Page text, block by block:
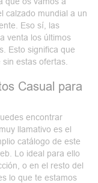
calzado mundial a un
Eso sí, las
venta los últimos
Esto significa que
estas ofertas.
Casual para
encontrar
llamativo es el
catálogo de este
Lo ideal para ello
o en el resto del
lo que te estamos